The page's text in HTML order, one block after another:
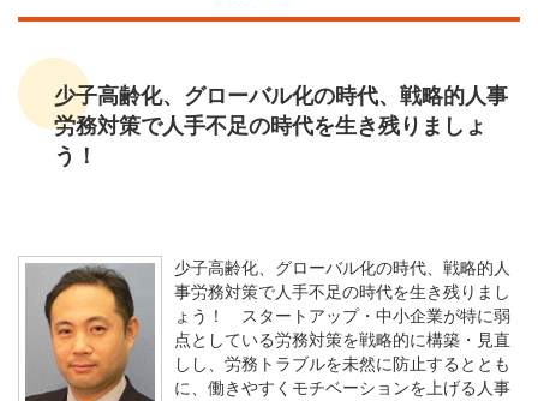
少子高齢化、グローバル化の時代、戦略的人事
労務対策で人手不足の時代を生き残りましょ
う！
少子高齢化、グローバル化の時代、戦略的人
事労務対策で人手不足の時代を生き残りまし
ょう！ スタートアップ・中小企業が特に弱
点としている労務対策を戦略的に構築・見直
しし、労務トラブルを未然に防止するととも
に、働きやすくモチベーションを上げる人事